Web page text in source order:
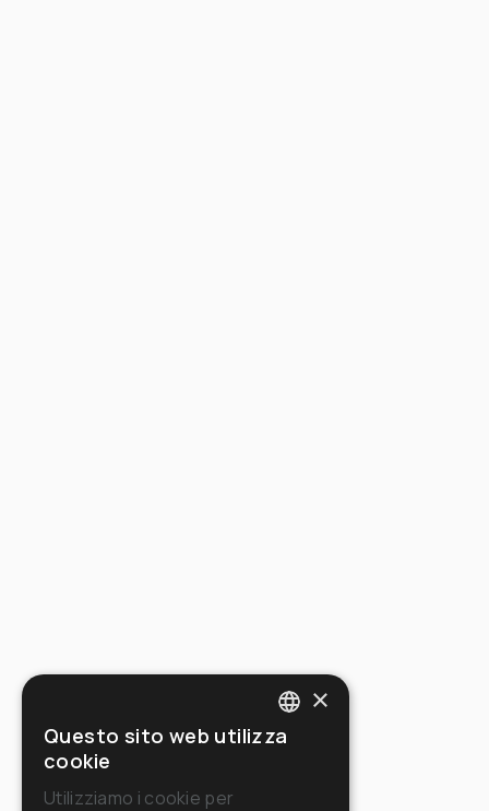
ITALIAN
×
Questo sito web utilizza
cookie
Utilizziamo i cookie per